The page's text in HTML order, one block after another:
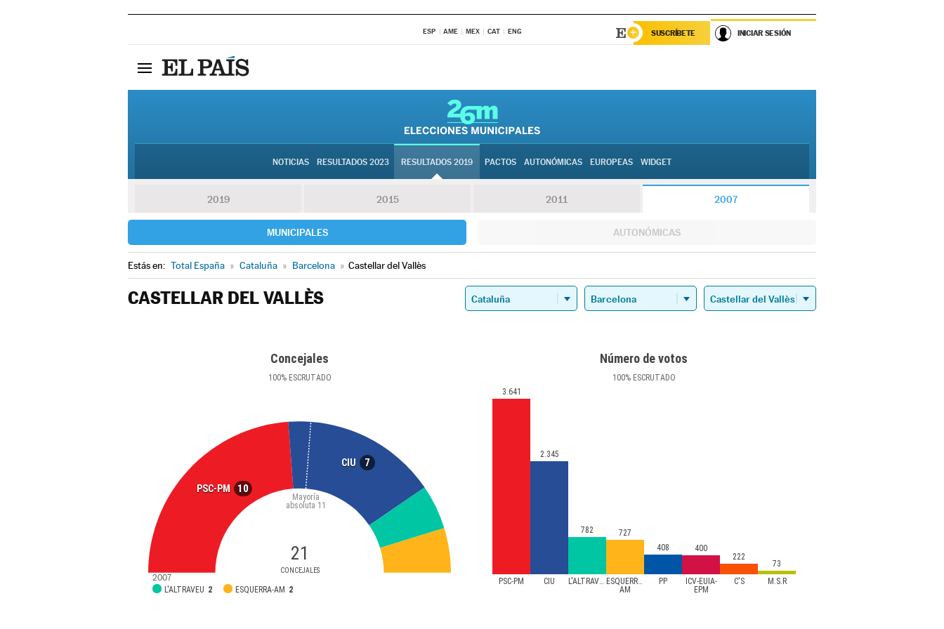
ESP AME MEX CAT ENG SUSCRÍBETE INICIAR SESIÓN
NOTICIAS RESULTADOS 2023 RESULTADOS 2019 PACTOS AUTONÓMICAS EUROPEAS WIDGET
2019 2015 2011 2007
MUNICIPALES AUTONÓMICAS
Estás en: Total España » Cataluña » Barcelona » Castellar del Vallès
CASTELLAR DEL VALLÈS
Concejales
100%ESCRUTADO
PSC-PM 10
CIU 7
21
CONCEJALES
Mayoría
absoluta 11
L'ALTRAVEU 2 ESQUERRA-AM 2
2007
Número de votos
100%ESCRUTADO
PSC-PM CIU L'ALTRAVEU ESQUERRA-
AM
PP
ICV-EUIA-
EPM
C'S M.S.R
3.641
2.345
782
727
408
400
222
73